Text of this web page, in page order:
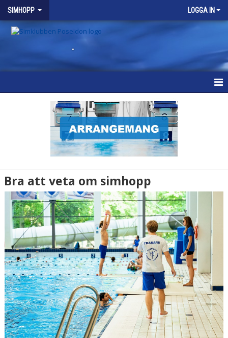
SIMHOPP LOGGA IN
.
VÅRA GRUPPER
KALENDER
BRA ATT VETA
EVENT
RESULTAT
TÄVLINGSREGLER
SIMHOPPSMÄRKEN
DIVING LUND
Bra att veta om simhopp